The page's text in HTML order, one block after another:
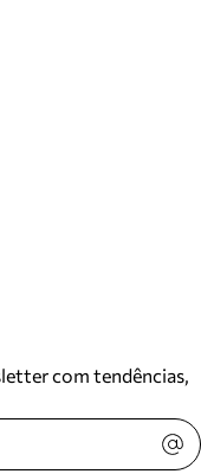
com tendências,